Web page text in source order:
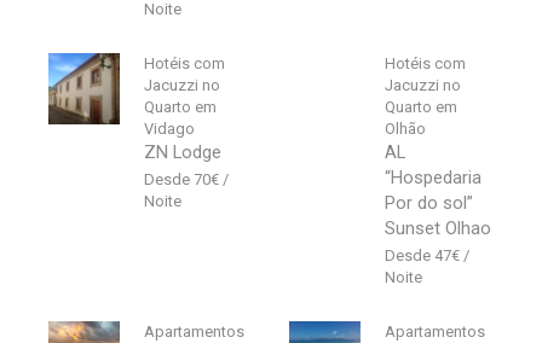
Hotéis com
Jacuzzi no
Quarto em
Vidago
ZN Lodge
70€
Hotéis com
Jacuzzi no
Quarto em
Olhão
AL
“Hospedaria
Por do sol”
Sunset Olhao
47€
Apartamentos
Apartamentos